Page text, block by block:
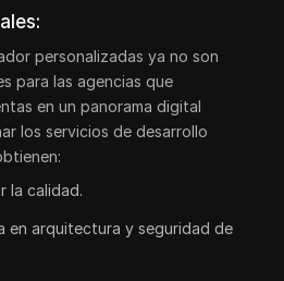
personalizadas ya no son
para las agencias que
en un panorama digital
los servicios de desarrollo
la calidad.
en arquitectura y seguridad de